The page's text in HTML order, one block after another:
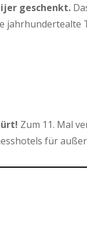
geschenkt.
Zum 11. Mal
für